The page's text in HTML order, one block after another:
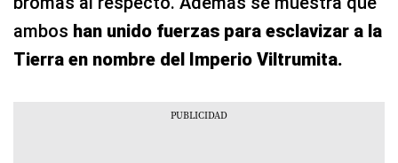
ambos han unido fuerzas para esclavizar a la
Tierra en nombre del Imperio Viltrumita.